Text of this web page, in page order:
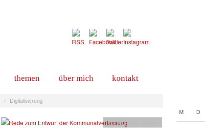
themen über mich kontakt
/ Digitalisierung
Kommunales
M D